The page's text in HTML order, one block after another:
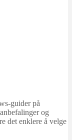
guider på
og
det enklere å velge